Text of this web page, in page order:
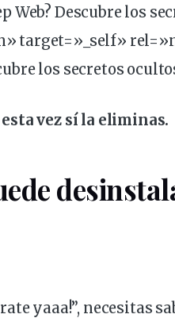
Web? Descubre los
target=»_self»
los secretos
vez sí la eliminas.
yaaa!”, necesitas